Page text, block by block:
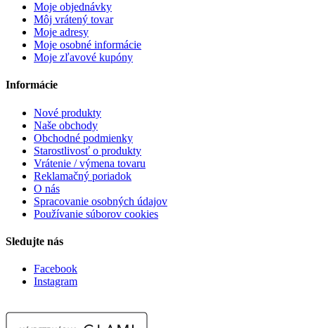
Moje objednávky
Môj vrátený tovar
Moje adresy
Moje osobné informácie
Moje zľavové kupóny
Informácie
Nové produkty
Naše obchody
Obchodné podmienky
Starostlivosť o produkty
Vrátenie / výmena tovaru
Reklamačný poriadok
O nás
Spracovanie osobných údajov
Používanie súborov cookies
Sledujte nás
Facebook
Instagram